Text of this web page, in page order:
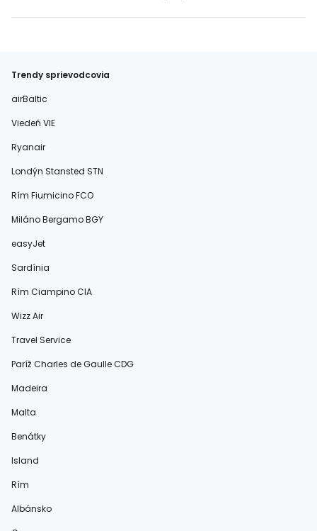
Trendy sprievodcovia
airBaltic
Viedeň VIE
Ryanair
Londýn Stansted STN
Rím Fiumicino FCO
Miláno Bergamo BGY
easyJet
Sardínia
Rím Ciampino CIA
Wizz Air
Travel Service
Paríž Charles de Gaulle CDG
Madeira
Malta
Benátky
Island
Rím
Albánsko